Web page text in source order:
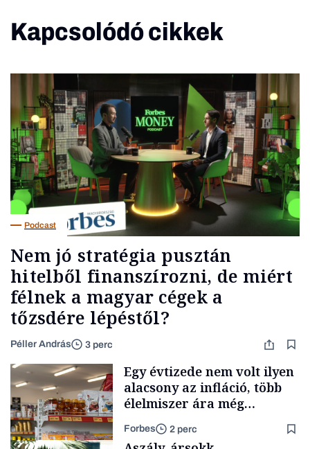
Kapcsolódó cikkek
Podcast
Nem jó stratégia pusztán
hitelből finanszírozni, de miért
félnek a magyar cégek a
tőzsdére lépéstől?
Péller András 3 perc
Egy évtizede nem volt ilyen
alacsony az infláció, több
élelmiszer ára még
rohamosan csökken is
Forbes 2 perc